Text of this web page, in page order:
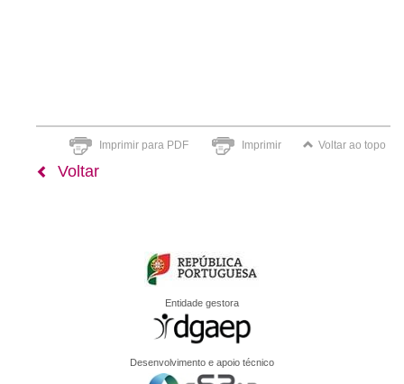
Imprimir para PDF Imprimir Voltar ao topo
Voltar
Entidade gestora
Desenvolvimento e apoio técnico